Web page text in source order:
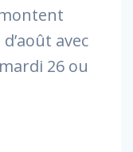
avec
26 ou